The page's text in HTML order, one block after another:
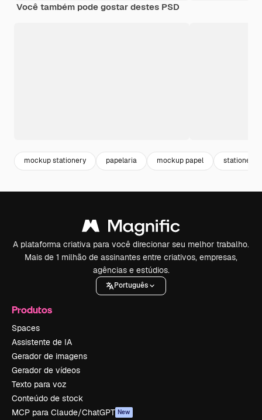
Você também pode gostar destes PSD
mockup stationery papelaria mockup papel stationery
A plataforma criativa para você direcionar seu melhor trabalho.
Mais de 1 milhão de assinantes entre criativos, empresas,
agências e estúdios.
Português
Produtos
Spaces
Assistente de IA
Gerador de imagens
Gerador de vídeos
Texto para voz
Conteúdo de stock
MCP para Claude/ChatGPT New